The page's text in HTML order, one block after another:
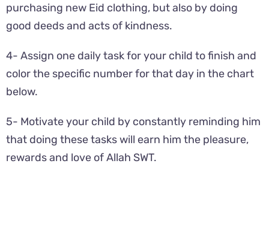
purchasing new Eid clothing, but also by doing
good deeds and acts of kindness.
4- Assign one daily task for your child to finish and
color the specific number for that day in the chart
below.
5- Motivate your child by constantly reminding him
that doing these tasks will earn him the pleasure,
rewards and love of Allah SWT.